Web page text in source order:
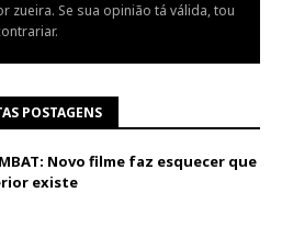
zueira. Se sua opinião tá válida, tou
POSTAGENS
Novo filme faz esquecer que
existe